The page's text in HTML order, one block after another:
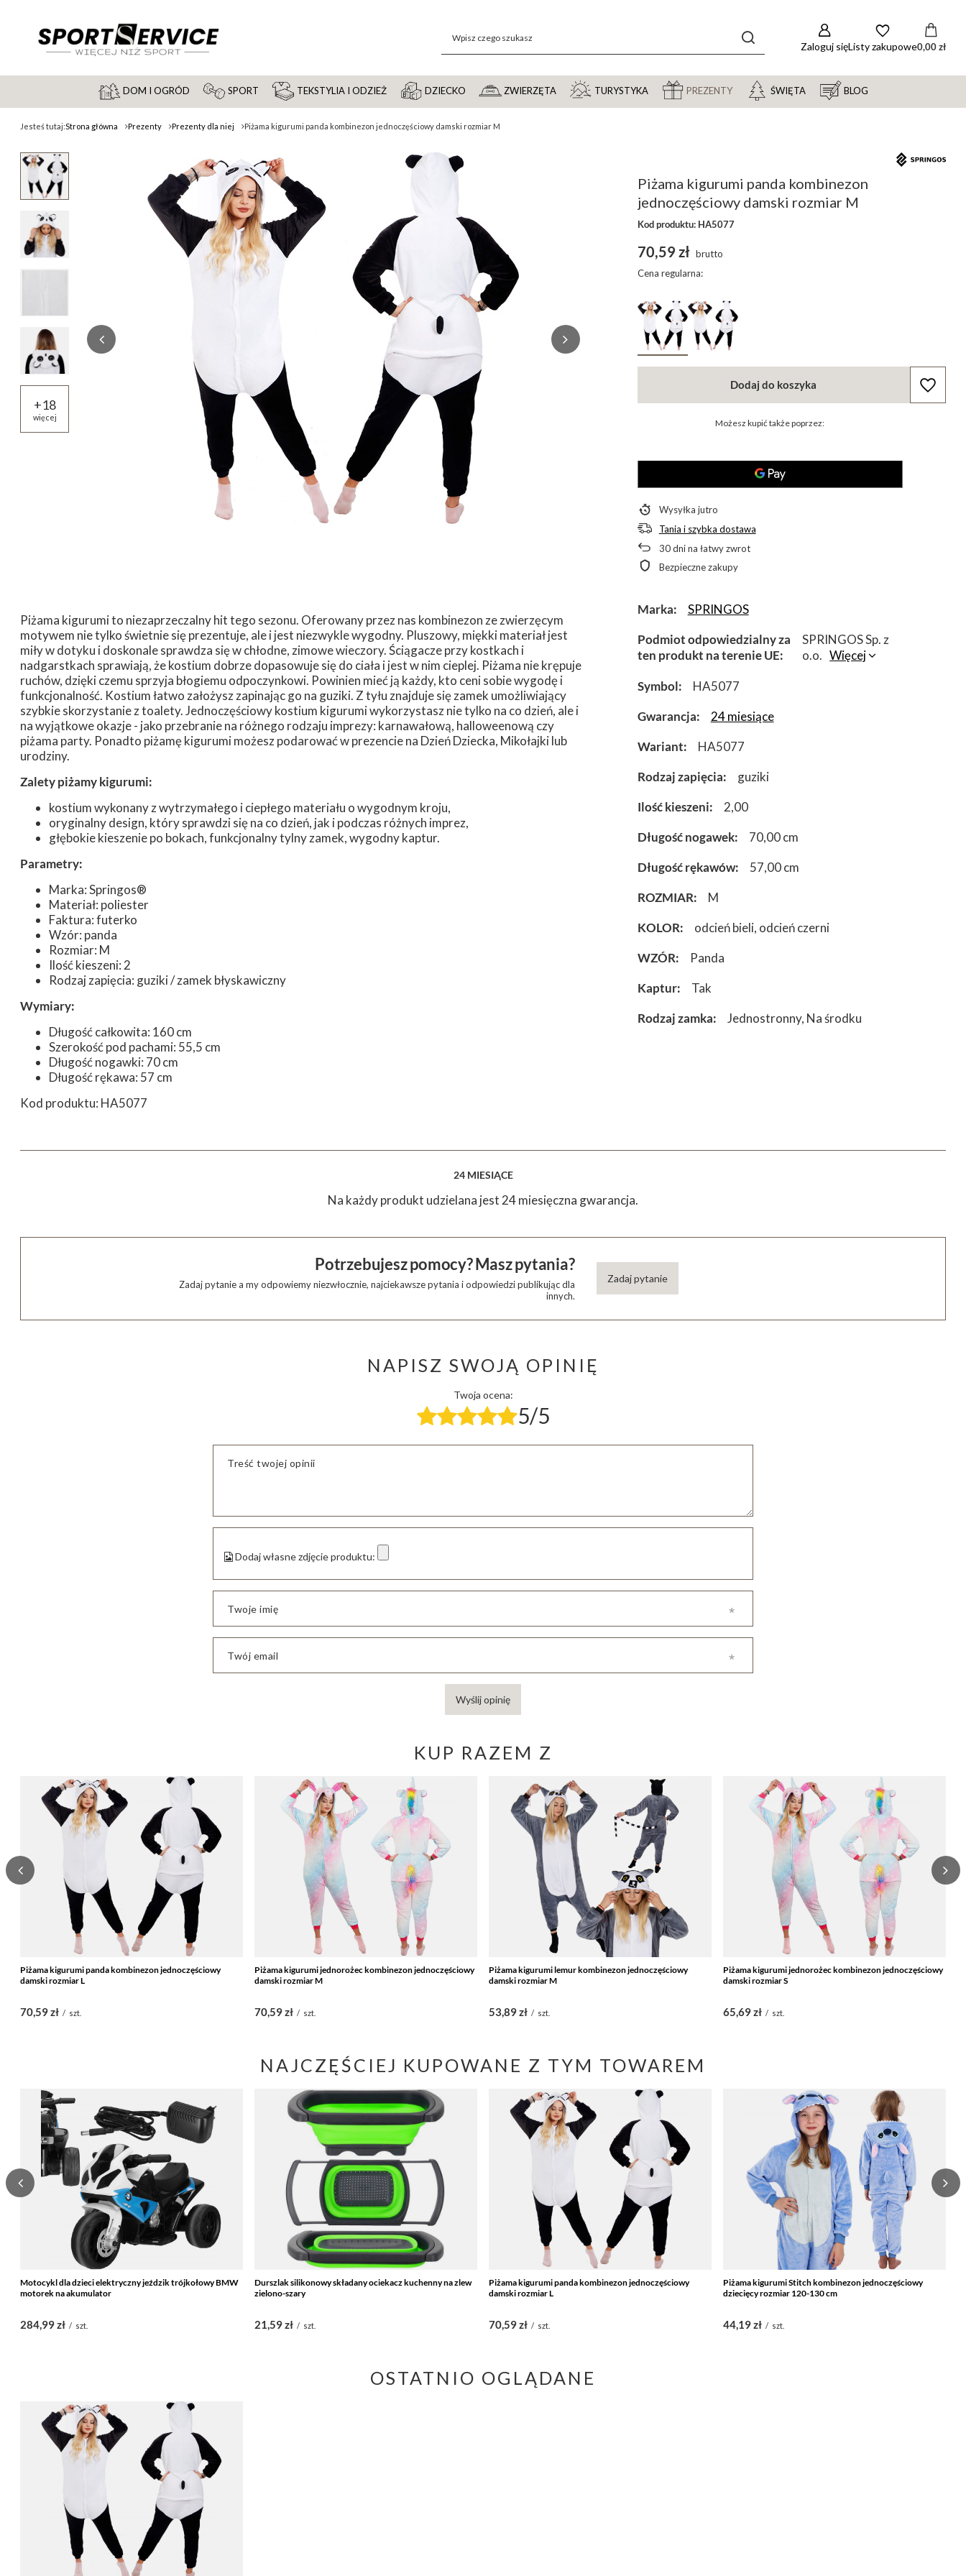
Zaloguj sięListy zakupowe0,00 zł
DOM I OGRÓD SPORT TEKSTYLIA I ODZIEŻ DZIECKO ZWIERZĘTA TURYSTYKA PREZENTY ŚWIĘTA BLOG
Jesteś tutaj:Strona główna Prezenty Prezenty dla niej Piżama kigurumi panda kombinezon jednoczęściowy damski rozmiar M
+18
więcej
Piżama kigurumi panda kombinezon
jednoczęściowy damski rozmiar M
Kod produktu: HA5077
70,59 zł brutto
Cena regularna:
Dodaj do koszyka
Możesz kupić także poprzez:
Wysyłka jutro
Tania i szybka dostawa
30dni na łatwy zwrot
Bezpieczne zakupy
Piżama kigurumi to niezaprzeczalny hit tego sezonu. Oferowany przez nas kombinezon ze zwierzęcym
motywem nie tylko świetnie się prezentuje, ale i jest niezwykle wygodny. Pluszowy, miękki materiał jest
miły w dotyku i doskonale sprawdza się w chłodne, zimowe wieczory. Ściągacze przy kostkach i
nadgarstkach sprawiają, że kostium dobrze dopasowuje się do ciała i jest w nim cieplej. Piżama nie krępuje
ruchów, dzięki czemu sprzyja błogiemu odpoczynkowi. Powinien mieć ją każdy, kto ceni sobie wygodę i
funkcjonalność. Kostium łatwo założysz zapinając go na guziki. Z tyłu znajduje się zamek umożliwiający
szybkie skorzystanie z toalety. Jednoczęściowy kostium kigurumi wykorzystasz nie tylko na co dzień, ale i
na wyjątkowe okazje - jako przebranie na różnego rodzaju imprezy: karnawałową, halloweenową czy
piżama party. Ponadto piżamę kigurumi możesz podarować w prezencie na Dzień Dziecka, Mikołajki lub
urodziny.
Zalety piżamy kigurumi:
kostium wykonany z wytrzymałego i ciepłego materiału o wygodnym kroju,
oryginalny design, który sprawdzi się na co dzień, jak i podczas różnych imprez,
głębokie kieszenie po bokach, funkcjonalny tylny zamek, wygodny kaptur.
Parametry:
Marka: Springos®
Materiał: poliester
Faktura: futerko
Wzór: panda
Rozmiar: M
Ilość kieszeni: 2
Rodzaj zapięcia: guziki / zamek błyskawiczny
Wymiary:
Długość całkowita: 160 cm
Szerokość pod pachami: 55,5 cm
Długość nogawki: 70 cm
Długość rękawa: 57 cm
Kod produktu: HA5077
Marka
SPRINGOS
Podmiot odpowiedzialny za
ten produkt na terenie UE
SPRINGOS Sp. z
o.o. Więcej
Symbol
HA5077
Gwarancja
24 miesiące
Wariant
HA5077
Rodzaj zapięcia
guziki
Ilość kieszeni
2,00
Długość nogawek
70,00 cm
Długość rękawów
57,00 cm
ROZMIAR
M
KOLOR
odcień bieli odcień czerni
WZÓR
Panda
Kaptur
Tak
Rodzaj zamka
Jednostronny Na środku
24 MIESIĄCE
Na każdy produkt udzielana jest 24 miesięczna gwarancja.
Potrzebujesz pomocy? Masz pytania?
Zadaj pytanie a my odpowiemy niezwłocznie, najciekawsze pytania i odpowiedzi publikując dla
innych.
Zadaj pytanie
NAPISZ SWOJĄ OPINIĘ
Twoja ocena:
5/5
Treść twojej opinii
Dodaj własne zdjęcie produktu:
Twoje imię
Twój email
Wyślij opinię
KUP RAZEM Z
Piżama kigurumi panda kombinezon jednoczęściowy
damski rozmiar L
70,59 zł / szt.
Piżama kigurumi jednorożec kombinezon jednoczęściowy
damski rozmiar M
70,59 zł / szt.
Piżama kigurumi lemur kombinezon jednoczęściowy
damski rozmiar M
53,89 zł / szt.
Piżama kigurumi jednorożec kombinezon jednoczęściowy
damski rozmiar S
65,69 zł / szt.
NAJCZĘŚCIEJ KUPOWANE Z TYM TOWAREM
Motocykl dla dzieci elektryczny jeździk trójkołowy BMW
motorek na akumulator
284,99 zł / szt.
Durszlak silikonowy składany ociekacz kuchenny na zlew
zielono-szary
21,59 zł / szt.
Piżama kigurumi panda kombinezon jednoczęściowy
damski rozmiar L
70,59 zł / szt.
Piżama kigurumi Stitch kombinezon jednoczęściowy
dziecięcy rozmiar 120-130 cm
44,19 zł / szt.
OSTATNIO OGLĄDANE